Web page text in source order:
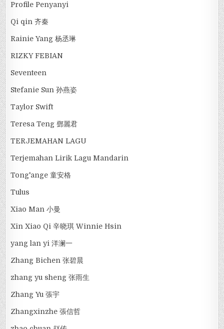
Profile Penyanyi
Qi qin 齐秦
Rainie Yang 杨丞琳
RIZKY FEBIAN
Seventeen
Stefanie Sun 孙燕姿
Taylor Swift
Teresa Teng 鄧麗君
TERJEMAHAN LAGU
Terjemahan Lirik Lagu Mandarin
Tong'ange 童安格
Tulus
Xiao Man 小曼
Xin Xiao Qi 辛晓琪 Winnie Hsin
yang lan yi 洋澜一
Zhang Bichen 张碧晨
zhang yu sheng 张雨生
Zhang Yu 張宇
Zhangxinzhe 張信哲